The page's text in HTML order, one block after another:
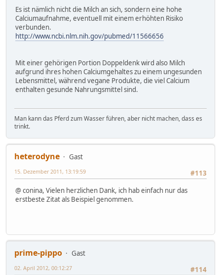
Es ist nämlich nicht die Milch an sich, sondern eine hohe
Calciumaufnahme, eventuell mit einem erhöhten Risiko
verbunden.
http://www.ncbi.nlm.nih.gov/pubmed/11566656
Mit einer gehörigen Portion Doppeldenk wird also Milch
aufgrund ihres hohen Calciumgehaltes zu einem ungesunden
Lebensmittel, während vegane Produkte, die viel Calcium
enthalten gesunde Nahrungsmittel sind.
Man kann das Pferd zum Wasser führen, aber nicht machen, dass es
trinkt.
heterodyne
Gast
#113
15. Dezember 2011, 13:19:59
@ conina, Vielen herzlichen Dank, ich hab einfach nur das
erstbeste Zitat als Beispiel genommen.
prime-pippo
Gast
#114
02. April 2012, 00:12:27